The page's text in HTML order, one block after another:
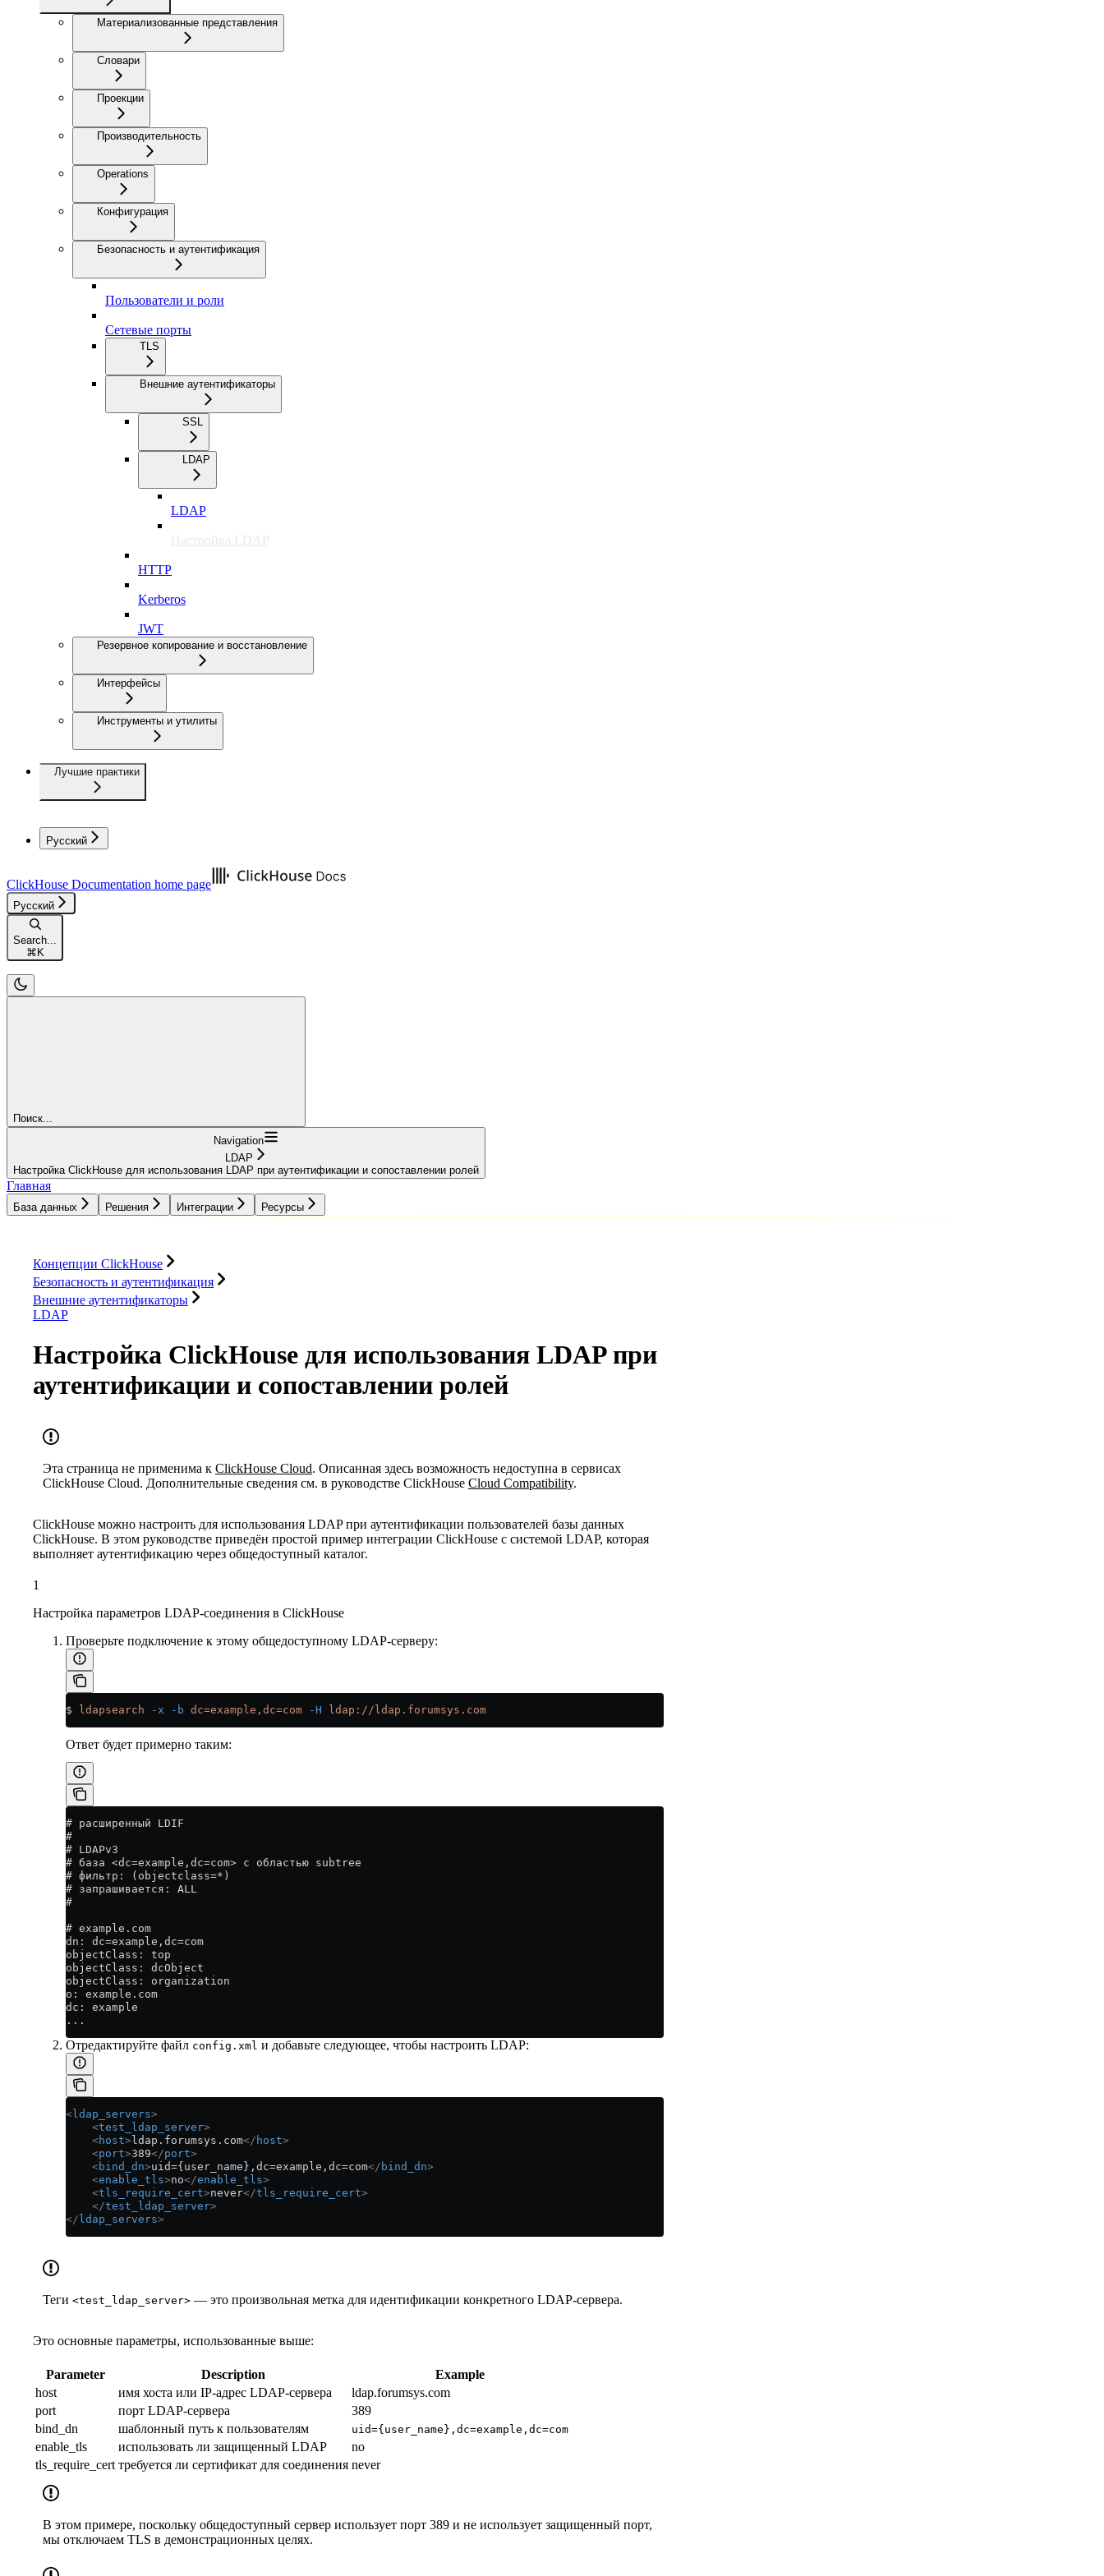
Материализованные представления
Словари
Проекции
Производительность
Operations
Конфигурация
Безопасность и аутентификация
Пользователи и роли
Сетевые порты
TLS
Внешние аутентификаторы
SSL
LDAP
LDAP
Настройка LDAP
HTTP
Kerberos
JWT
Резервное копирование и восстановление
Интерфейсы
Инструменты и утилиты
Лучшие практики
Русский
ClickHouse Documentation home page
Русский
Search...
⌘ K
Поиск...
Navigation
LDAP
Настройка ClickHouse для использования LDAP при аутентификации и сопоставлении ролей
Главная
База данных Решения Интеграции Ресурсы
Концепции ClickHouse
Безопасность и аутентификация
Внешние аутентификаторы
LDAP
Настройка ClickHouse для использования LDAP при
аутентификации и сопоставлении ролей
Эта страница не применима к ClickHouse Cloud. Описанная здесь возможность недоступна в сервисах
ClickHouse Cloud. Дополнительные сведения см. в руководстве ClickHouse Cloud Compatibility.
ClickHouse можно настроить для использования LDAP при аутентификации пользователей базы данных
ClickHouse. В этом руководстве приведён простой пример интеграции ClickHouse с системой LDAP, которая
выполняет аутентификацию через общедоступный каталог.
1
Настройка параметров LDAP-соединения в ClickHouse
Проверьте подключение к этому общедоступному LDAP-серверу:
$ ldapsearch -x -b dc=example,dc=com -H ldap://ldap.forumsys.com
Ответ будет примерно таким:
# расширенный LDIF
#
# LDAPv3
# база <dc=example,dc=com> с областью subtree
# фильтр: (objectclass=*)
# запрашивается: ALL
#
# example.com
dn: dc=example,dc=com
objectClass: top
objectClass: dcObject
objectClass: organization
o: example.com
dc: example
...
Отредактируйте файл config.xml и добавьте следующее, чтобы настроить LDAP:
<ldap_servers>
    <
test_ldap_server>
    <
host>ldap.forumsys.com</ host>
    <
port>389</port>
    <
bind_dn>uid={user_name},dc=example,dc=com</ bind_dn>
    <
enable_tls>no</enable_tls>
    <
tls_require_cert>never</tls_require_cert>
    </
test_ldap_server>
</ldap_servers>
Теги <test_ldap_server> — это произвольная метка для идентификации конкретного LDAP-сервера.
Это основные параметры, использованные выше:
Parameter Description
Example
host
имя хоста или IP-адрес LDAP-сервера
ldap.forumsys.com
port
порт LDAP-сервера
389
bind_dn
шаблонный путь к пользователям uid={user_name},dc=example,dc=com
enable_tls использовать ли защищенный LDAP
no
tls_require_cert требуется ли сертификат для соединения never
В этом примере, поскольку общедоступный сервер использует порт 389 и не использует защищенный порт,
мы отключаем TLS в демонстрационных целях.